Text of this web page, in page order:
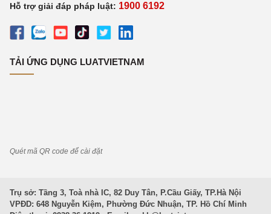
Hỗ trợ giải đáp pháp luật: 1900 6192
TẢI ỨNG DỤNG LUATVIETNAM
Quét mã QR code để cài đặt
Trụ sở: Tầng 3, Toà nhà IC, 82 Duy Tân, P.Cầu Giấy, TP.Hà Nội
VPĐD: 648 Nguyễn Kiệm, Phường Đức Nhuận, TP. Hồ Chí Minh